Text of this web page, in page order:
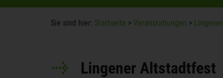
Sie sind hier: Startseite > Veranstaltungen >
Lingener Altstadtfest